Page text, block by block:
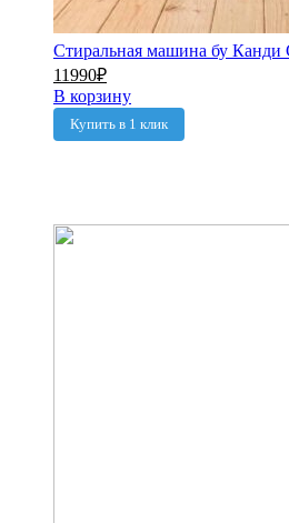
Стиральная машина бу Канди
11990₽
В корзину
Купить в 1 клик